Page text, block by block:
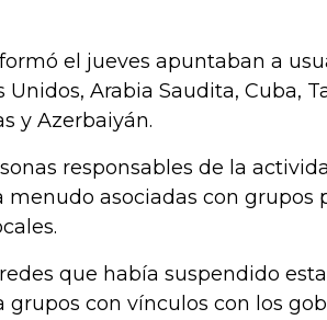
el jueves apuntaban a
Unidos, Arabia Saudita, Cuba,
y Azerbaiyán.
responsables de la
asociadas con grupos
que había suspendido
grupos con vínculos con los